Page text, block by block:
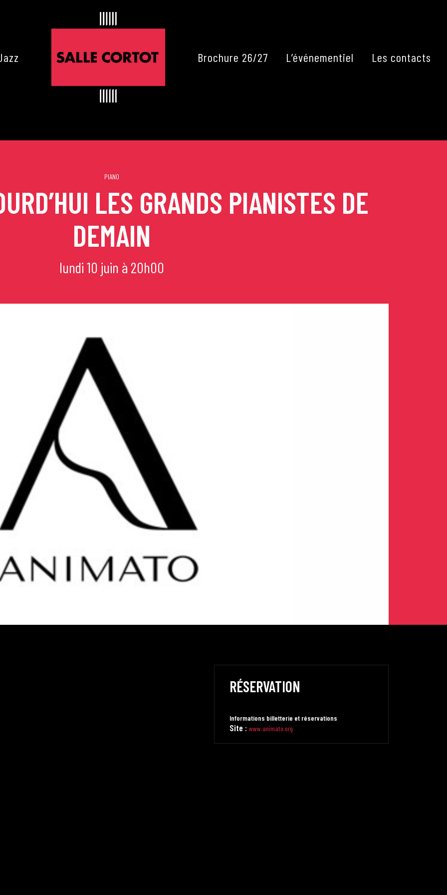
de Cortot
Brochure 26/27 L’événementiel Les contacts
PIANO
LES GRANDS PIANISTES DE
DEMAIN
lundi 10 juin à 20h00
RÉSERVATION
Informations billetterie et réservations
Site : www.animato.org